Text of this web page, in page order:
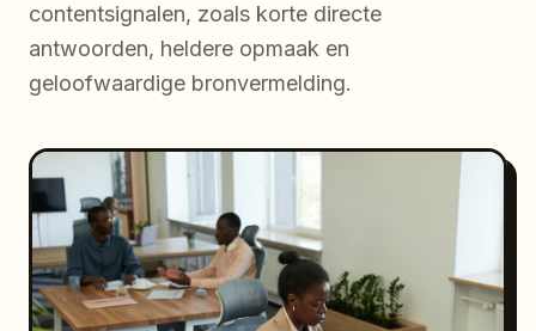
contentsignalen, zoals korte directe
antwoorden, heldere opmaak en
geloofwaardige bronvermelding.